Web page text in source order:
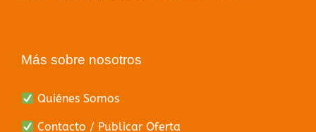
Más sobre nosotros
Quiénes Somos
Contacto / Publicar Oferta